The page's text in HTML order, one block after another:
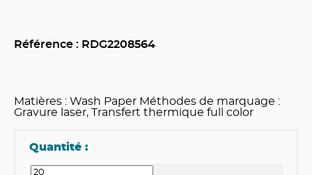
Référence : RDG2208564
Matières : Wash Paper Méthodes de marquage :
Gravure laser, Transfert thermique full color
Quantité :